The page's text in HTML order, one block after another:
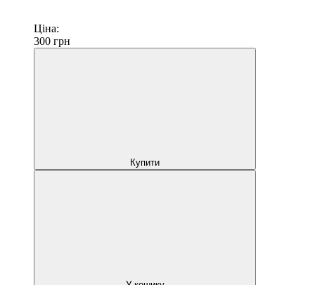
Ціна:
300 грн
Купити